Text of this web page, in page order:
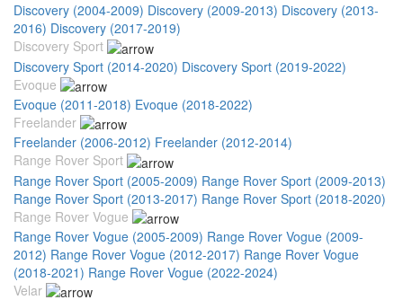
Discovery (2004-2009) Discovery (2009-2013) Discovery (2013-
2016) Discovery (2017-2019)
Discovery Sport
Discovery Sport (2014-2020) Discovery Sport (2019-2022)
Evoque
Evoque (2011-2018) Evoque (2018-2022)
Freelander
Freelander (2006-2012) Freelander (2012-2014)
Range Rover Sport
Range Rover Sport (2005-2009) Range Rover Sport (2009-2013)
Range Rover Sport (2013-2017) Range Rover Sport (2018-2020)
Range Rover Vogue
Range Rover Vogue (2005-2009) Range Rover Vogue (2009-
2012) Range Rover Vogue (2012-2017) Range Rover Vogue
(2018-2021) Range Rover Vogue (2022-2024)
Velar